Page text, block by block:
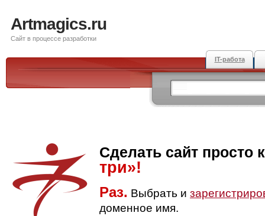
Artmagics.ru
Сайт в процессе разработки
IT-работа
Сделать сайт просто
три»!
Раз. Выбрать и
доменное имя.